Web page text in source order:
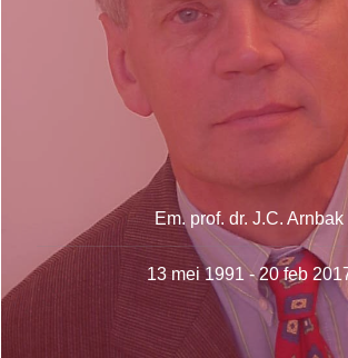
Em. prof. dr. J.C. Arnbak
13 mei 1991 - 20 feb